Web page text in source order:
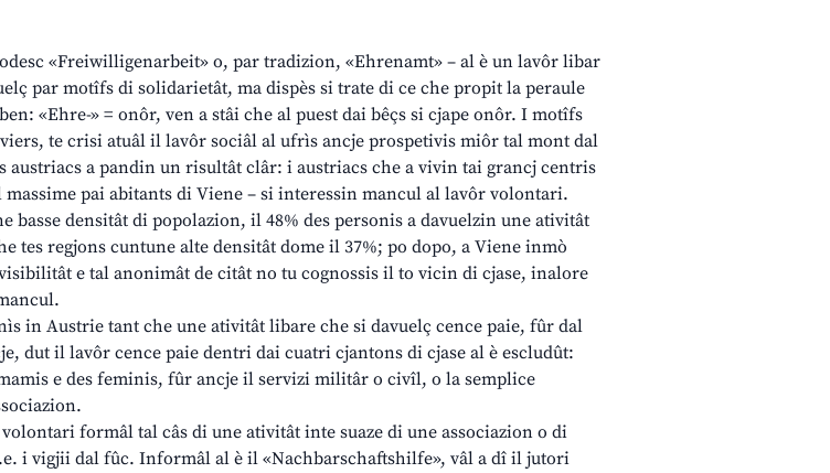
«Freiwilligenarbeit» o, par tradizion, «Ehrenamt» – al è un lavôr libar
par motîfs di solidarietât, ma dispès si trate di ce che propit la peraule
«Ehre-» = onôr, ven a stâi che al puest dai bêçs si cjape onôr. I motîfs
te crisi atuâl il lavôr sociâl al ufrìs ancje prospetivis miôr tal mont dal
austriacs a pandin un risultât clâr: i austriacs che a vivin tai grancj centris
massime pai abitants di Viene – si interessin mancul al lavôr volontari.
basse densitât di popolazion, il 48% des personis a davuelzin une ativitât
tes regjons cuntune alte densitât dome il 37%; po dopo, a Viene inmò
e tal anonimât de citât no tu cognossis il to vicin di cjase, inalore
in Austrie tant che une ativitât libare che si davuelç cence paie, fûr dal
dut il lavôr cence paie dentri dai cuatri cjantons di cjase al è escludût:
e des feminis, fûr ancje il servizi militâr o civîl, o la semplice
formâl tal câs di une ativitât inte suaze di une associazion o di
i vigjii dal fûc. Informâl al è il «Nachbarschaftshilfe», vâl a dî il jutori